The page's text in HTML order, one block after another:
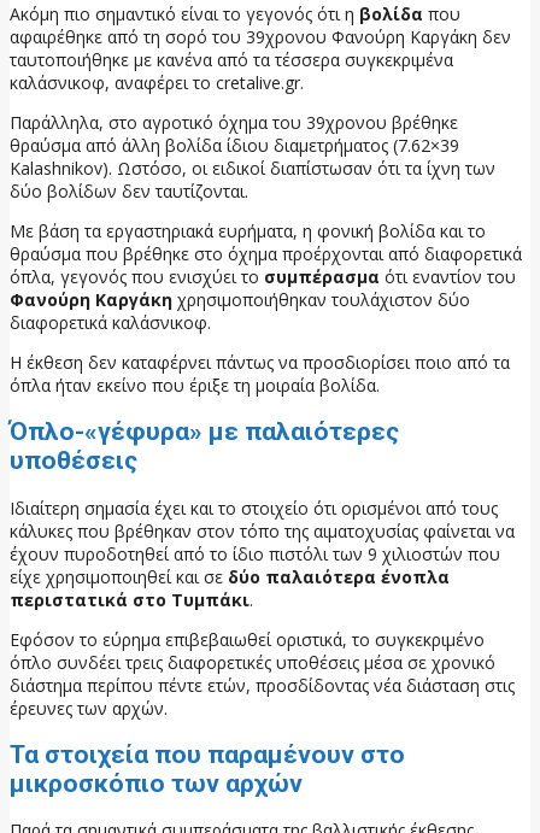
Ακόμη πιο σημαντικό είναι το γεγονός ότι η βολίδα που
αφαιρέθηκε από τη σορό του 39χρονου Φανούρη Καργάκη δεν
ταυτοποιήθηκε με κανένα από τα τέσσερα συγκεκριμένα
καλάσνικοφ, αναφέρει το cretalive.gr.
Παράλληλα, στο αγροτικό όχημα του 39χρονου βρέθηκε
θραύσμα από άλλη βολίδα ίδιου διαμετρήματος (7.62×39
Kalashnikov). Ωστόσο, οι ειδικοί διαπίστωσαν ότι τα ίχνη των
δύο βολίδων δεν ταυτίζονται.
Με βάση τα εργαστηριακά ευρήματα, η φονική βολίδα και το
θραύσμα που βρέθηκε στο όχημα προέρχονται από διαφορετικά
όπλα, γεγονός που ενισχύει το συμπέρασμα ότι εναντίον του
Φανούρη Καργάκη χρησιμοποιήθηκαν τουλάχιστον δύο
διαφορετικά καλάσνικοφ.
Η έκθεση δεν καταφέρνει πάντως να προσδιορίσει ποιο από τα
όπλα ήταν εκείνο που έριξε τη μοιραία βολίδα.
Όπλο-«γέφυρα» με παλαιότερες
υποθέσεις
Ιδιαίτερη σημασία έχει και το στοιχείο ότι ορισμένοι από τους
κάλυκες που βρέθηκαν στον τόπο της αιματοχυσίας φαίνεται να
έχουν πυροδοτηθεί από το ίδιο πιστόλι των 9 χιλιοστών που
είχε χρησιμοποιηθεί και σε δύο παλαιότερα ένοπλα
περιστατικά στο Τυμπάκι.
Εφόσον το εύρημα επιβεβαιωθεί οριστικά, το συγκεκριμένο
όπλο συνδέει τρεις διαφορετικές υποθέσεις μέσα σε χρονικό
διάστημα περίπου πέντε ετών, προσδίδοντας νέα διάσταση στις
έρευνες των αρχών.
Τα στοιχεία που παραμένουν στο
μικροσκόπιο των αρχών